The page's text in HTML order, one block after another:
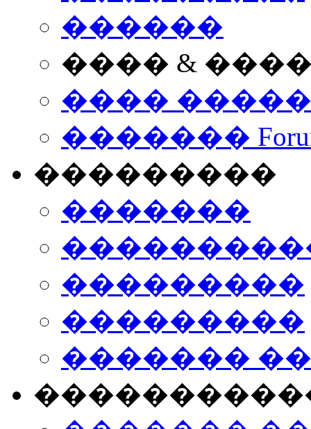
������
���� &
����
�������
���������
�������
���������
���������
�������